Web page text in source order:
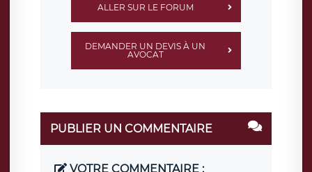
ALLER SUR LE FORUM
DEMANDER UN DEVIS À UN
AVOCAT
PUBLIER UN COMMENTAIRE
VOTRE COMMENTAIRE :